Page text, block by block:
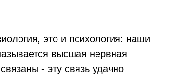
это и психология: наши
высшая нервная
- эту связь удачно